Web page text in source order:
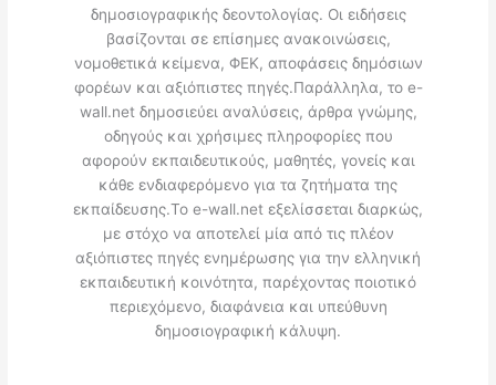
δημοσιογραφικής δεοντολογίας. Οι ειδήσεις
βασίζονται σε επίσημες ανακοινώσεις,
νομοθετικά κείμενα, ΦΕΚ, αποφάσεις δημόσιων
φορέων και αξιόπιστες πηγές.Παράλληλα, το e-
wall.net δημοσιεύει αναλύσεις, άρθρα γνώμης,
οδηγούς και χρήσιμες πληροφορίες που
αφορούν εκπαιδευτικούς, μαθητές, γονείς και
κάθε ενδιαφερόμενο για τα ζητήματα της
εκπαίδευσης.Το e-wall.net εξελίσσεται διαρκώς,
με στόχο να αποτελεί μία από τις πλέον
αξιόπιστες πηγές ενημέρωσης για την ελληνική
εκπαιδευτική κοινότητα, παρέχοντας ποιοτικό
περιεχόμενο, διαφάνεια και υπεύθυνη
δημοσιογραφική κάλυψη.